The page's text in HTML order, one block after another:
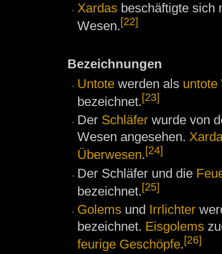
Xardas beschäftigte sich
Wesen.[22]
Bezeichnungen
Untote werden als untote
bezeichnet.[23]
Der Schläfer wurde von
Wesen angesehen.
Überwesen.[24]
Der Schläfer und die
bezeichnet.[25]
Golems und Irrlichter
bezeichnet. Eisgolems
feurige Geschöpfe. [26]